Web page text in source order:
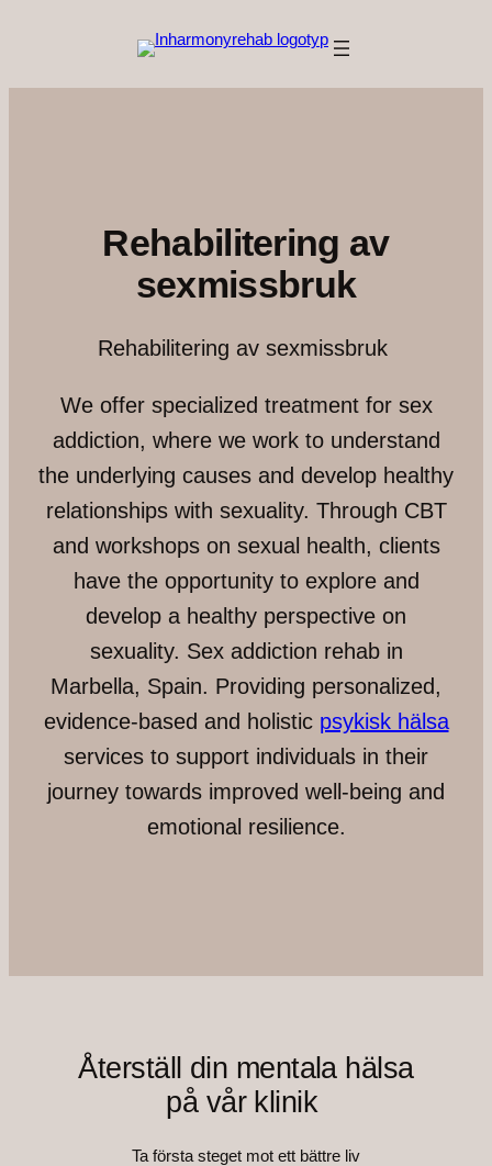
Rehabilitering av
sexmissbruk
Rehabilitering av sexmissbruk
We offer specialized treatment for sex
addiction, where we work to understand
the underlying causes and develop healthy
relationships with sexuality. Through CBT
and workshops on sexual health, clients
have the opportunity to explore and
develop a healthy perspective on
sexuality. Sex addiction rehab in
Marbella, Spain. Providing personalized,
evidence-based and holistic psykisk hälsa
services to support individuals in their
journey towards improved well-being and
emotional resilience.
Återställ din mentala hälsa
på vår klinik
Ta första steget mot ett bättre liv